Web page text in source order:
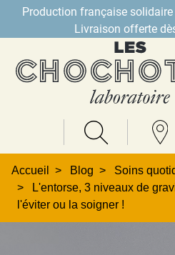
Production française
Livraison offerte
Accueil Blog
Soins
L'entorse, 3 niveaux de
l'éviter ou la soigner !